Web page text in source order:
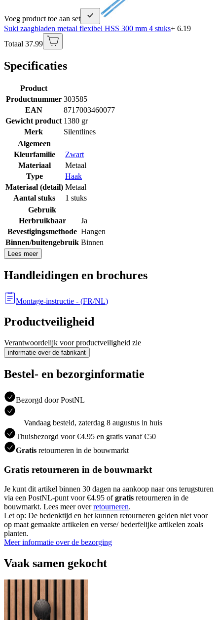
Voeg product toe aan set
Suki zaagbladen metaal flexibel HSS 300 mm 4 stuks+ 6.19
Totaal 37.99
Specificaties
Product
Productnummer 303585
EAN
8717003460077
Gewicht product 1380 gr
Merk
Silentlines
Algemeen
Kleurfamilie
Zwart
Materiaal
Metaal
Type
Haak
Materiaal (detail) Metaal
Aantal stuks
1 stuks
Gebruik
Herbruikbaar
Ja
Bevestigingsmethode Hangen
Binnen/buitengebruik Binnen
Lees meer
Handleidingen en brochures
Montage-instructie - (FR/NL)
Productveiligheid
Verantwoordelijk voor productveiligheid zie
informatie over de fabrikant
Bestel- en bezorginformatie
Bezorgd door PostNL
Vandaag besteld, zaterdag 8 augustus in huis
Thuisbezorgd voor €4.95 en gratis vanaf €50
Gratis retourneren in de bouwmarkt
Gratis retourneren in de bouwmarkt
Je kunt dit artikel binnen 30 dagen na aankoop naar ons terugsturen
via een PostNL-punt voor €4.95 ofgratis retourneren in de
bouwmarkt. Lees meer overretourneren.
Let op: De bedenktijd en het kunnen retourneren gelden niet voor
op maat gemaakte artikelen en verse/ bederfelijke artikelen zoals
planten.
Meer informatie over de bezorging
Vaak samen gekocht